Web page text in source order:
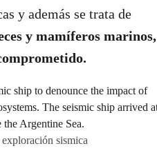
y además se trata de
y mamíferos marinos,
sismica